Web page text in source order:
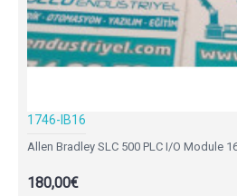
1746-IB16
Allen Bradley SLC 500 PLC I/O Module
180,00€